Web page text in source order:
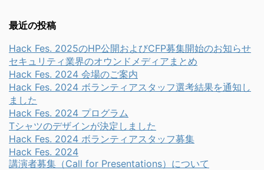
最近の投稿
Hack Fes. 2025のHP公開およびCFP募集開始のお知らせ
セキュリティ業界のオウンドメディアまとめ
Hack Fes. 2024 会場のご案内
Hack Fes. 2024 ボランティアスタッフ選考結果を通知し
ました
Hack Fes. 2024 プログラム
Tシャツのデザインが決定しました
Hack Fes. 2024 ボランティアスタッフ募集
Hack Fes. 2024
講演者募集（Call for Presentations）について